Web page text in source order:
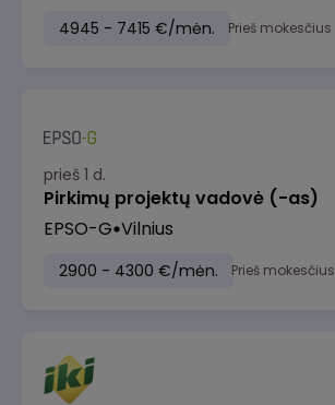
4945 - 7415 €/mėn. Prieš mokesčius
prieš 1 d.
Pirkimų projektų vadovė (-as)
EPSO-G Vilnius
2900 - 4300 €/mėn. Prieš mokesčius